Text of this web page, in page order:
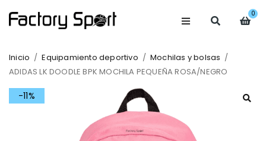
0
Inicio / Equipamiento deportivo / Mochilas y bolsas /
ADIDAS LK DOODLE BPK MOCHILA PEQUEÑA ROSA/NEGRO
-11%